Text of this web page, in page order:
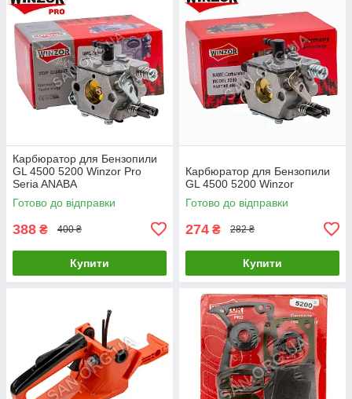
Карбюратор для Бензопили
GL 4500 5200 Winzor Pro
Seria ANABA
Готово до відправки
388 ₴ 400 ₴
Купити
Карбюратор для Бензопили
GL 4500 5200 Winzor
Готово до відправки
274 ₴ 282 ₴
Купити